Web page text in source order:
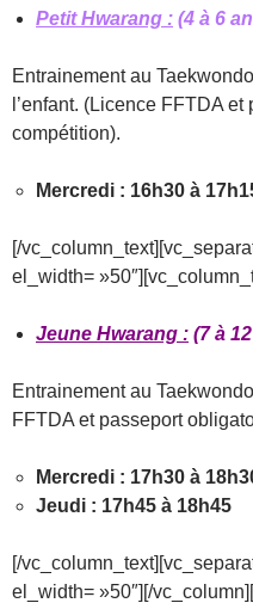
Petit Hwarang : (4 à 6
Entrainement au
l’enfant. (Licence FFTDA
compétition).
Mercredi : 16h30 à
[/
el_width=
Jeune Hwarang : (7 à
Entrainement au
FFTDA et passeport
Mercredi : 17h30 à
Jeudi : 17h45 à 18h45
[/
el_width= »50″][/